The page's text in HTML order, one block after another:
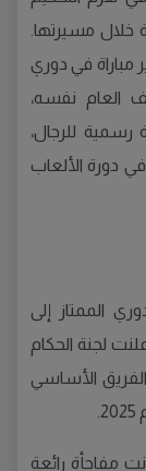
خلال مسيرتها.
تدير مباراة في دوري
العام نفسه،
رسمية للرجال،
دورة الألعاب
الممتاز إلى
لجنة الحكام
الأساسي
مفاجأة رائعة